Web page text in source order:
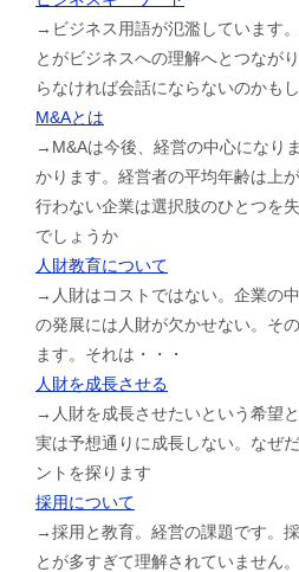
→ビジネス用語が氾濫しています
とがビジネスへの理解へとつなが
らなければ会話にならないのかも
M&Aとは
→M&Aは今後、経営の中心になり
かります。経営者の平均年齢は上
行わない企業は選択肢のひとつを
でしょうか
人財教育について
→人財はコストではない。企業の
の発展には人財が欠かせない。そ
ます。それは・・・
人財を成長させる
→人財を成長させたいという希望
実は予想通りに成長しない。なぜ
ントを探ります
採用について
→採用と教育。経営の課題です。
とが多すぎて理解されていません